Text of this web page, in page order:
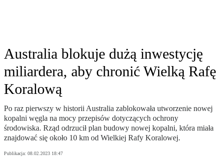
Australia blokuje dużą inwestycję
miliardera, aby chronić Wielką Rafę
Koralową
Po raz pierwszy w historii Australia zablokowała utworzenie nowej
kopalni węgla na mocy przepisów dotyczących ochrony
środowiska. Rząd odrzucił plan budowy nowej kopalni, która miała
znajdować się około 10 km od Wielkiej Rafy Koralowej.
Publikacja: 08.02.2023 18:47